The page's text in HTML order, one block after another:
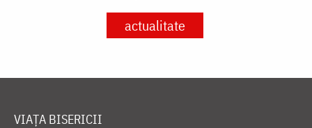
actualitate
VIAȚA BISERICII